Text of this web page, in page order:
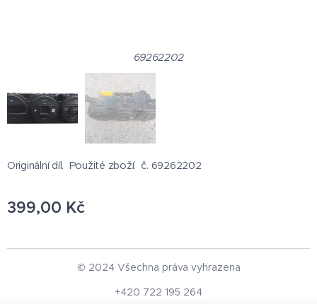
69262202
Originální díl. Použité zboží. č. 69262202
399,00 Kč
© 2024 Všechna práva vyhrazena
+420 722 195 264